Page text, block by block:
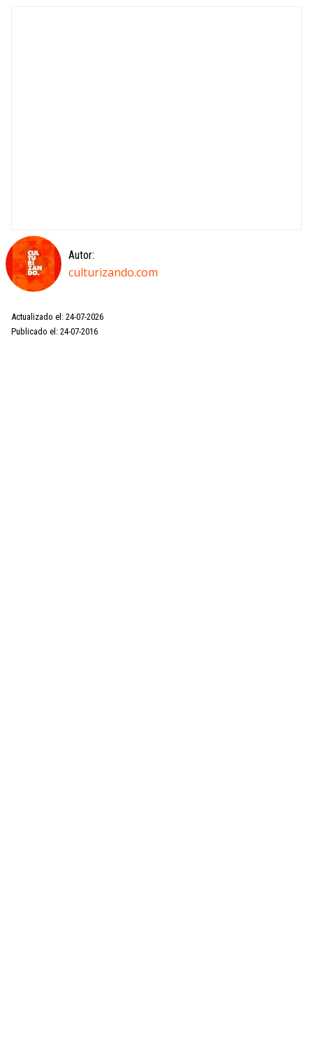
Autor:
culturizando.com
Actualizado el: 24-07-2026
Publicado el: 24-07-2016